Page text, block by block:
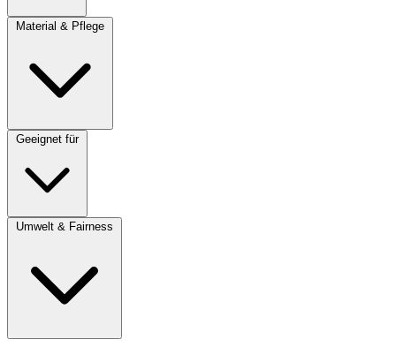
Material & Pflege
Geeignet für
Umwelt & Fairness